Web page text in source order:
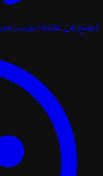
في علامة تبويب جديدة)